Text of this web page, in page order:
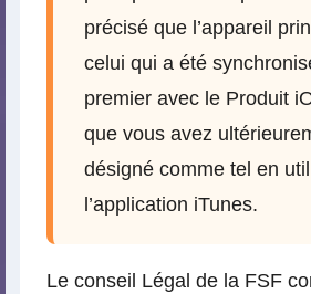
précisé que l’appareil
celui qui a été
premier avec le Produit
que vous avez
désigné comme tel en
l’application iTunes.
Le conseil Légal de la FSF